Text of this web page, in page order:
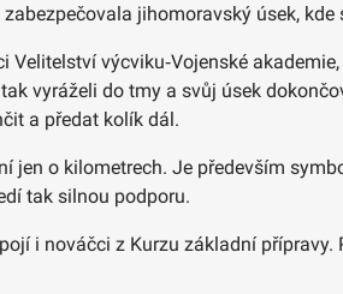
jihomoravský úsek,
Velitelství výcviku‑Vojenské
vyráželi do tmy a svůj úsek
a předat kolík dál.
jen o kilometrech. Je především
tak silnou podporu.
i nováčci z Kurzu základní